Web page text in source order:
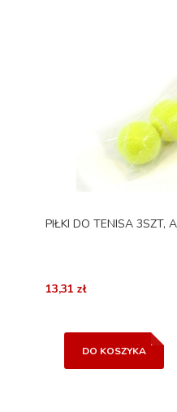
PIŁKI DO TENISA 3SZT,
13,31 zł
DO KOSZYKA